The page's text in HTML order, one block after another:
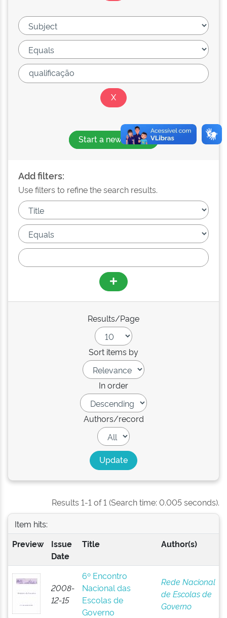
Start a new search
Add filters:
Use filters to refine the search results.
Results/Page
Sort items by
In order
Authors/record
Results 1-1 of 1 (Search time: 0.005 seconds).
Item hits:
Preview
Issue
Date
Title Author(s)
2008-
12-15
6º Encontro
Nacional das
Escolas de
Governo
Rede Nacional
de Escolas de
Governo